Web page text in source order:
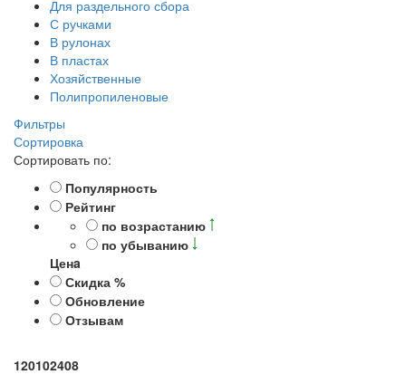
Для раздельного сбора
С ручками
В рулонах
В пластах
Хозяйственные
Полипропиленовые
Фильтры
Сортировка
Сортировать по:
Популярность
Рейтинг
по возрастанию
по убыванию
Ценa
Скидка %
Обновление
Отзывам
120102408